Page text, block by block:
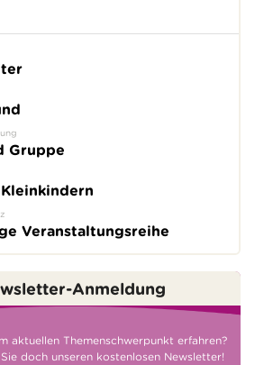
Gruppe
Veranstaltungsreihe
Anmeldung
aktuellen Themenschwerpunkt erfahren?
doch unseren kostenlosen Newsletter!